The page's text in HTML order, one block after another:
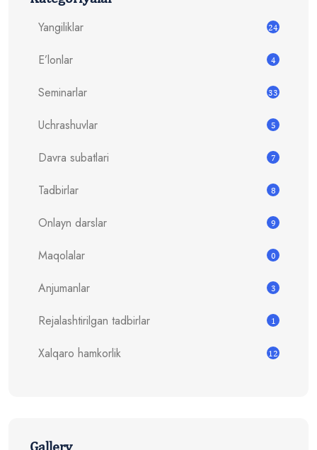
Yangiliklar
24
E’lonlar 4
Seminarlar 33
Uchrashuvlar 5
Davra subatlari 7
Tadbirlar 8
Onlayn darslar 9
Maqolalar 0
Anjumanlar 3
Rejalashtirilgan tadbirlar 1
Xalqaro hamkorlik 12
Gallery